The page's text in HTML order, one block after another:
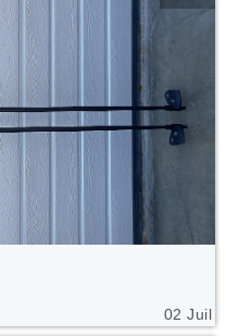
02 Juil